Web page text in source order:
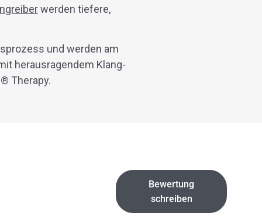
werden tiefere,
und werden am
herausragendem Klang-
Therapy.
Bewertung
schreiben